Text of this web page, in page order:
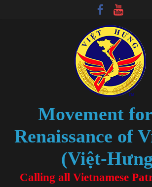
Movement
Renaissance of
(Việt-
Calling all Vietnamese